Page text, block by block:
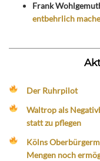
Frank
entbehrlich
Der Ruhrpilot
Waltrop als
statt zu pflegen
Kölns
Mengen noch